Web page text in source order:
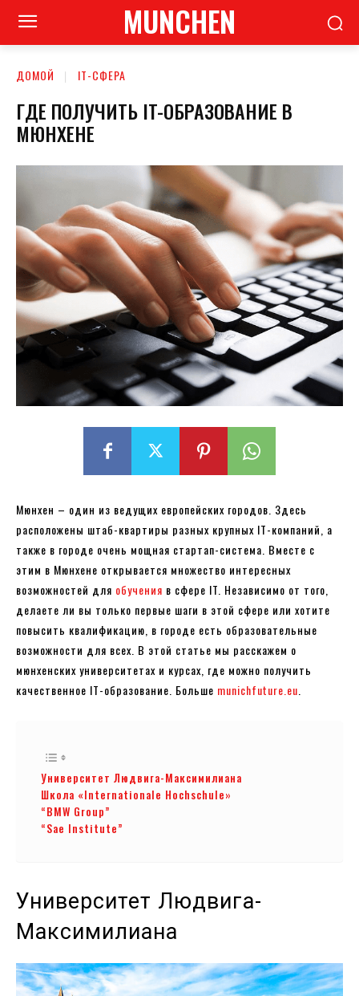
MUNCHEN
ДОМОЙ ІТ-СФЕРА
ГДЕ ПОЛУЧИТЬ IT-ОБРАЗОВАНИЕ В
МЮНХЕНЕ
Мюнхен – один из ведущих европейских городов. Здесь
расположены штаб-квартиры разных крупных IT-компаний, а
также в городе очень мощная стартап-система. Вместе с
этим в Мюнхене открывается множество интересных
возможностей для обучения в сфере IT. Независимо от того,
делаете ли вы только первые шаги в этой сфере или хотите
повысить квалификацию, в городе есть образовательные
возможности для всех. В этой статье мы расскажем о
мюнхенских университетах и ​​курсах, где можно получить
качественное IT-образование. Больше munichfuture.eu
Университет Людвига-Максимилиана
Школа «Internationale Hochschule»
“BMW Group”
“Sae Institute”
Университет Людвига-
Максимилиана